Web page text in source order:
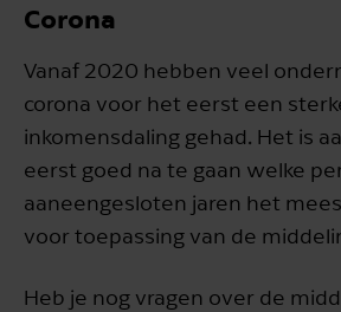
Corona
Vanaf 2020 hebben veel
corona voor het eerst een
inkomensdaling gehad. Het is
eerst goed na te gaan welke
aaneengesloten jaren het
voor toepassing van de
Heb je nog vragen over de